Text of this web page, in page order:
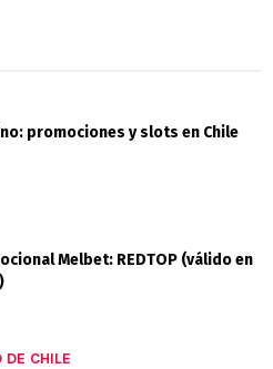
promociones y slots en Chile
Melbet: REDTOP (válido en
DE CHILE